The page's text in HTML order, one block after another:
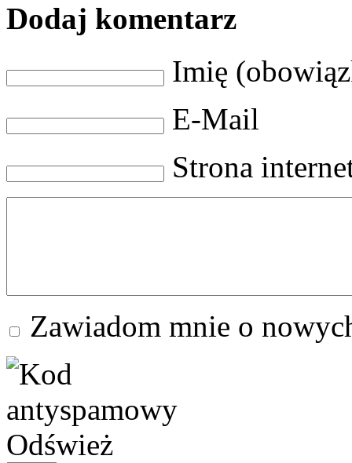
Dodaj komentarz
Imię
E-Mail
Strona
Zawiadom mnie o
Odśwież